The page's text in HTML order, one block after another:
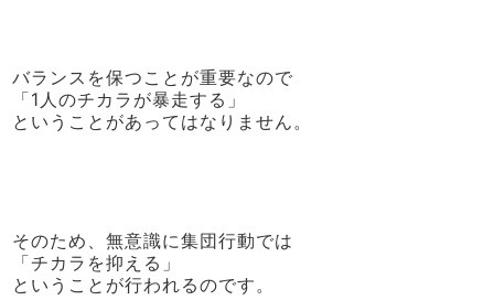
バランスを保つことが重要なので
「1人のチカラが暴走する」
ということがあってはなりません。
そのため、無意識に集団行動では
「チカラを抑える」
ということが行われるのです。